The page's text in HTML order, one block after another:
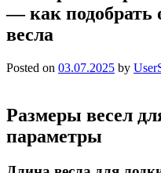
— как подобрать
весла
Posted on 03.07.2025 by
Размеры весел
параметры